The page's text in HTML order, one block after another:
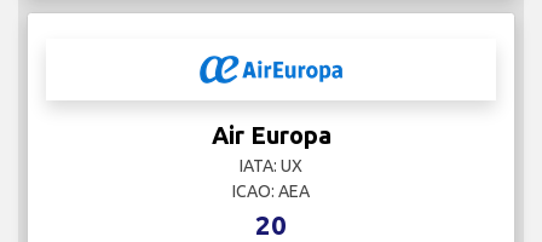
Air Europa
IATA: UX
ICAO: AEA
20